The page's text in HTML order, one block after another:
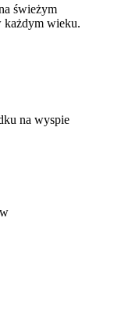
świeżym
każdym wieku.
na wyspie